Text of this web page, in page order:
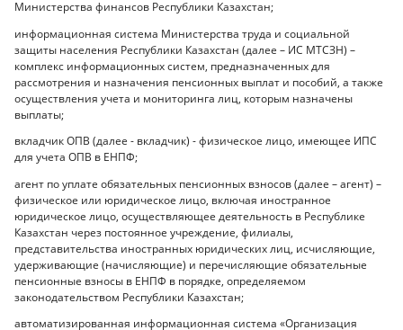
Министерства финансов Республики Казахстан;
информационная система Министерства труда и социальной
защиты населения Республики Казахстан (далее – ИС МТСЗН) –
комплекс информационных систем, предназначенных для
рассмотрения и назначения пенсионных выплат и пособий, а также
осуществления учета и мониторинга лиц, которым назначены
выплаты;
вкладчик ОПВ (далее - вкладчик) - физическое лицо, имеющее ИПС
для учета ОПВ в ЕНПФ;
агент по уплате обязательных пенсионных взносов (далее – агент) –
физическое или юридическое лицо, включая иностранное
юридическое лицо, осуществляющее деятельность в Республике
Казахстан через постоянное учреждение, филиалы,
представительства иностранных юридических лиц, исчисляющие,
удерживающие (начисляющие) и перечисляющие обязательные
пенсионные взносы в ЕНПФ в порядке, определяемом
законодательством Республики Казахстан;
автоматизированная информационная система «Организация